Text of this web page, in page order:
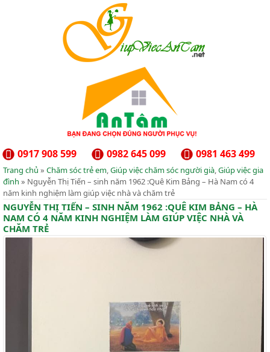
0981 463 499
0982 645 099
0917 908 599
Trang chủ » Chăm sóc trẻ em,Giúp việc chăm sóc người già,Giúp việc gia
đình » Nguyễn Thị Tiến – sinh năm 1962 :Quê Kim Bảng – Hà Nam có 4
năm kinh nghiệm làm giúp việc nhà và chăm trẻ
NGUYỄN THỊ TIẾN – SINH NĂM 1962 :QUÊ KIM BẢNG – HÀ
NAM CÓ 4 NĂM KINH NGHIỆM LÀM GIÚP VIỆC NHÀ VÀ
CHĂM TRẺ